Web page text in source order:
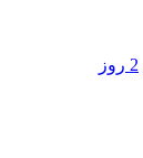
2 روز